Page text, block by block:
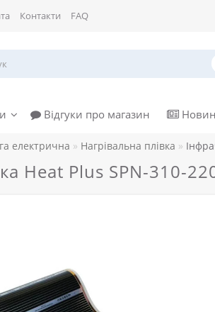
Контакти FAQ
Відгуки про магазин
електрична Нагрівальна плівка
Heat Plus SPN-310-